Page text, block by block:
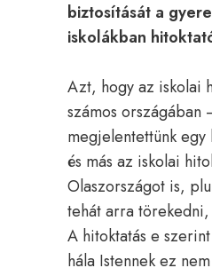
biztosítását a
iskolákban
Azt, hogy az iskolai
számos országában
megjelentettünk egy
és más az iskolai
Olaszországot is,
tehát arra
A hitoktatás e
hála Istennek ez